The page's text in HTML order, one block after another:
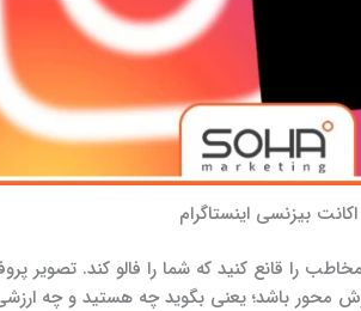
اکانت بیزنسی اینستاگرام
را قانع کنید که شما را فالو کند. تصویر